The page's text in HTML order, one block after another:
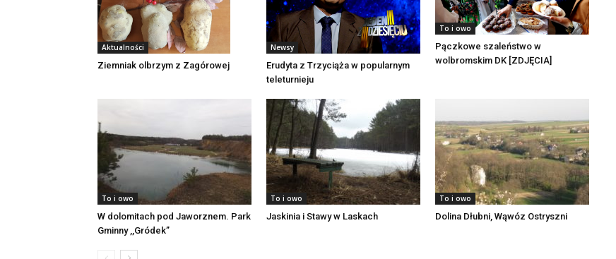
Aktualności
Ziemniak olbrzym z Zagórowej
Newsy
Erudyta z Trzyciąża w popularnym
teleturnieju
To i owo
Pączkowe szaleństwo w
wolbromskim DK [ZDJĘCIA]
To i owo
W dolomitach pod Jaworznem. Park
Gminny ,,Gródek”
To i owo
Jaskinia i Stawy w Laskach
To i owo
Dolina Dłubni, Wąwóz Ostryszni